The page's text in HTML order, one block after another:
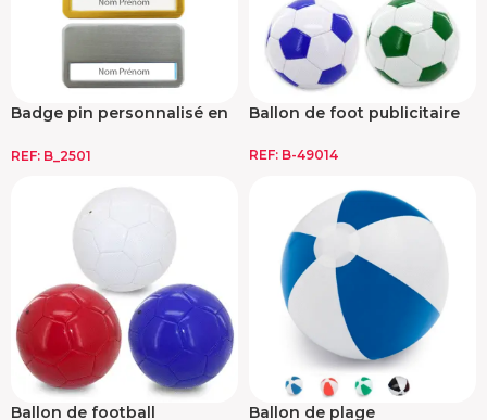
Badge pin personnalisé en
REF: B_2501
Ballon de foot publicitaire
REF: B-49014
Ballon de football
Ballon de plage